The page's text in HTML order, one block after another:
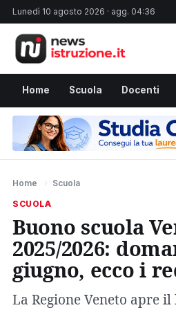
Lunedì 10 agosto 2026 · agg. 04:36
Home Scuola Docenti
Home › Scuola
SCUOLA
Buono scuola
2025/2026:
giugno, ecco i
La Regione Veneto apre